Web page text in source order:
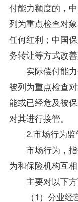
付能力额度的，
列为重点检查对
任何红利；中国
务转让等方式改
实际偿付能力
被列为重点检查
能或已经危及被
对其进行接管。
2.市场行为监
市场行为，指
为和保险机构互相
主要对以下方
（1）分业经